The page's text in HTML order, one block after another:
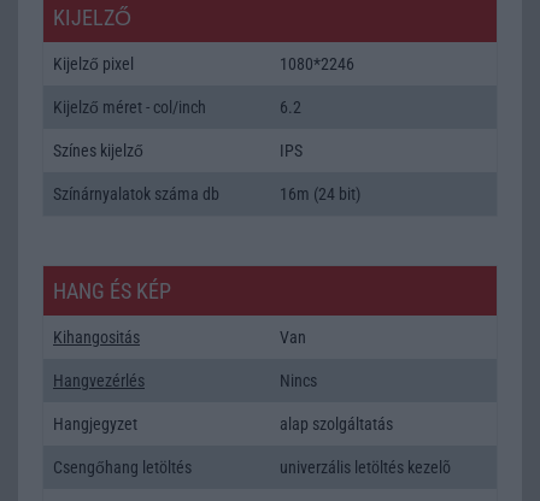
KIJELZŐ
Kijelző pixel 1080*2246
Kijelző méret - col/inch 6.2
Színes kijelző IPS
Színárnyalatok száma db 16m (24 bit)
HANG ÉS KÉP
Kihangositás Van
Hangvezérlés Nincs
Hangjegyzet alap szolgáltatás
Csengőhang letöltés univerzális letöltés kezelõ